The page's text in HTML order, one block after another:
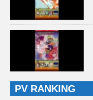
PV RANKING